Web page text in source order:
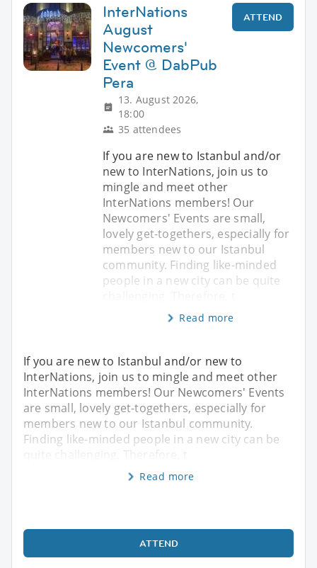
InterNations
August
Newcomers'
Event @ DabPub
Pera
13. August 2026,
18:00
35 attendees
ATTEND
If you are new to Istanbul and/or
new to InterNations, join us to
mingle and meet other
InterNations members! Our
Newcomers' Events are small,
lovely get-togethers, especially for
members new to our Istanbul
community. Finding like-minded
people in a new city can be quite
Read more
If you are new to Istanbul and/or new to
InterNations, join us to mingle and meet other
InterNations members! Our Newcomers' Events
are small, lovely get-togethers, especially for
members new to our Istanbul community.
Finding like-minded people in a new city can be
quite challenging. Therefore, t
Read more
ATTEND